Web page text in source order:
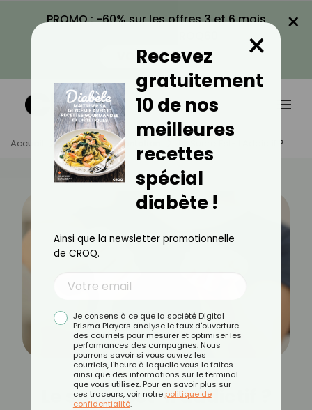
PROMO : -60% sur les offres 3 et 6 mois
VOIR LA PROMO
×
Accueil Actus Alimentation Le Sucre Est-Il Addictif ?
Le sucre est-il addictif ?
Recevez
gratuitement
10 de nos
meilleures
recettes
spécial
diabète !
×
Ainsi que la newsletter promotionnelle
de CROQ.
Je consens à ce que la société Digital
Prisma Players analyse le taux d'ouverture
des courriels pour mesurer et optimiser les
performances des campagnes. Nous
pourrons savoir si vous ouvrez les
courriels, l'heure à laquelle vous le faites
ainsi que des informations sur le terminal
que vous utilisez. Pour en savoir plus sur
ces traceurs, voir notre politique de
confidentialité.